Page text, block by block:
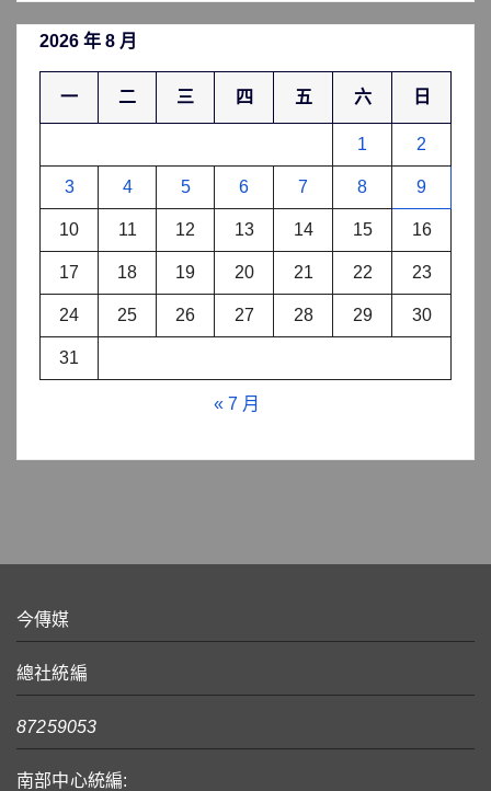
2026 年 8 月
一 二 三 四 五 六 日
1 2
3 4 5 6 7 8 9
10 11 12 13 14 15 16
17 18 19 20 21 22 23
24 25 26 27 28 29 30
31
« 7 月
今傳媒
總社統編
87259053
南部中心統編: